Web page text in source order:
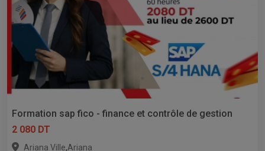
Formation sap fico - finance et contrôle de gestion
2 080 DT
Ariana Ville,Ariana